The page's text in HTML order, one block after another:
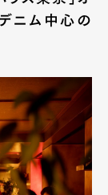
ニム中心の